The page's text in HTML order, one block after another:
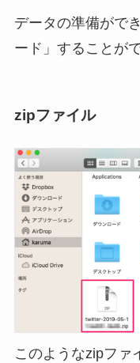
データの準備がで
ード」することが
zipファイル
このようなzipファ